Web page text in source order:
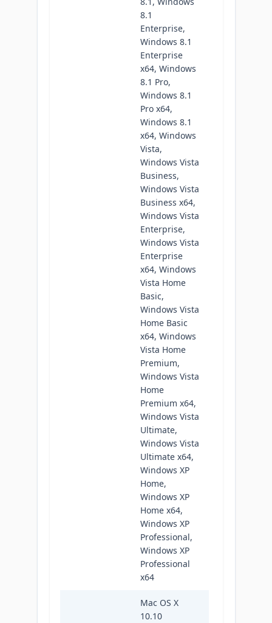
8.1
Enterprise,
Windows 8.1
Enterprise
x64, Windows
8.1 Pro,
Windows 8.1
Pro x64,
Windows 8.1
x64, Windows
Vista,
Windows Vista
Business,
Windows Vista
Business x64,
Windows Vista
Enterprise,
Windows Vista
Enterprise
x64, Windows
Vista Home
Basic,
Windows Vista
Home Basic
x64, Windows
Vista Home
Premium,
Windows Vista
Home
Premium x64,
Windows Vista
Ultimate,
Windows Vista
Ultimate x64,
Windows XP
Home,
Windows XP
Home x64,
Windows XP
Professional,
Windows XP
Professional
x64
Mac OS X
10.10